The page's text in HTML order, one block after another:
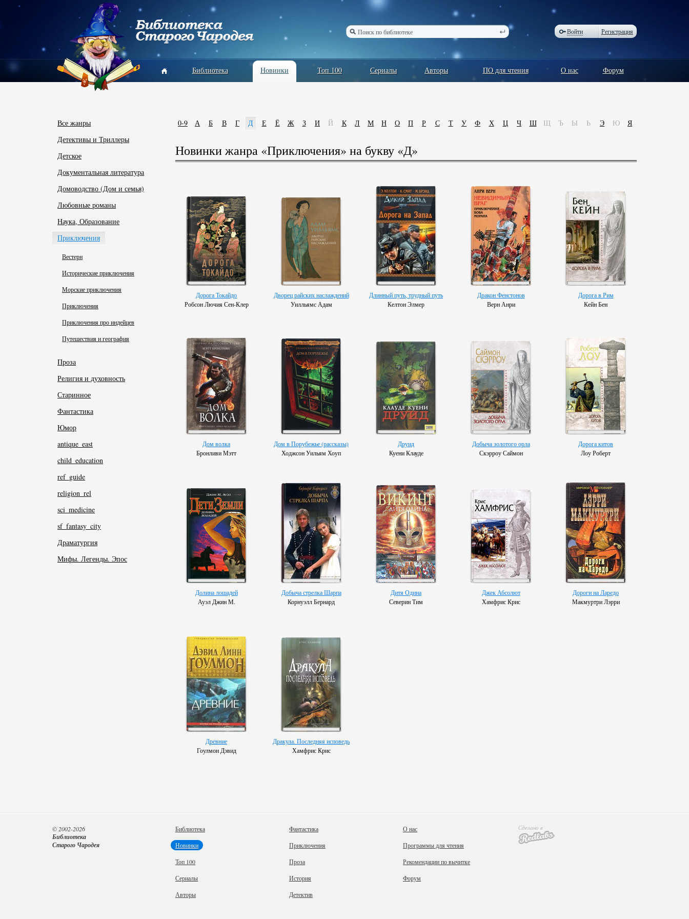
Войти Регистрация
Библиотека Новинки Топ 100 Сериалы Авторы ПО для чтения О нас Форум
Все жанры
Детективы и Триллеры
Детское
Документальная литература
Домоводство (Дом и семья)
Любовные романы
Наука, Образование
Приключения
Вестерн
Исторические приключения
Морские приключения
Приключения
Приключения про индейцев
Путешествия и география
Проза
Религия и духовность
Старинное
Фантастика
Юмор
antique_east
child_education
ref_guide
religion_rel
sci_medicine
sf_fantasy_city
Драматургия
Мифы. Легенды. Эпос
0-9 А Б В Г Д Е Ё Ж З И Й К Л М Н О П Р С Т У Ф Х Ц Ч Ш Щ Ъ Ы Ь Э Ю Я
Новинки жанра «Приключения» на букву «Д»
Дорога Токайдо
Робсон Лючия Сен-Клер
Дворец райских наслаждений
Уилльямс Адам
Длинный путь, трудный путь
Келтон Элмер
Дракон Фенстонов
Верн Анри
Дорога в Рим
Кейн Бен
Дом волка
Бронливи Мэтт
Дом в Порубежье (рассказы)
Ходжсон Уильям Хоуп
Друид
Куени Клауде
Добыча золотого орла
Скэрроу Саймон
Дорога китов
Лоу Роберт
Долина лошадей
Ауэл Джин М.
Добыча стрелка Шарпа
Корнуэлл Бернард
Дитя Одина
Северин Тим
Джек Абсолют
Хамфрис Крис
Дороги на Ларедо
Макмуртри Лэрри
Древние
Гоулмон Дэвид
Дракула. Последняя исповедь
Хамфрис Крис
Библиотека
Новинки
Топ 100
Сериалы
Авторы
Фантастика
Приключения
Проза
История
Детектив
О нас
Программы для чтения
Рекомендации по вычитке
Форум
© 2002-2026
Библиотека
Старого Чародея
Сделано в